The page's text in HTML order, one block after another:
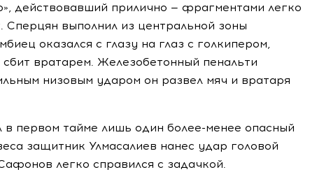
действовавший прилично — фрагментами легко
Сперцян выполнил из центральной зоны
оказался с глазу на глаз с голкипером,
вратарем. Железобетонный пенальти
низовым ударом он развел мяч и вратаря
в первом тайме лишь один более-менее опасный
защитник Улмасалиев нанес удар головой
легко справился с задачкой.